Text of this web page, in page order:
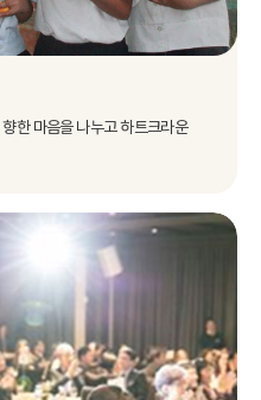
한 마음을 나누고 하트크라운